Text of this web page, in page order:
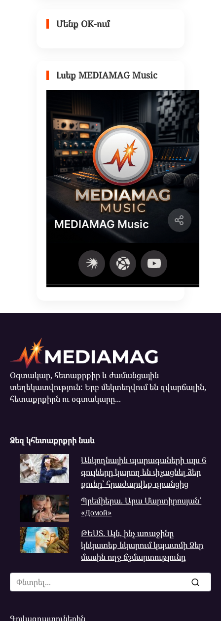
Մենք OK-ում
Լսեք MEDIAMAG Music
Օգտակար, հետաքրքիր և ժամանցային
տեղեկատվություն: Երբ մեկտեղվում են զվարճալին,
հետաքրքիրն ու օգտակարը...
Ձեզ կհետաքրքրի նաև
Անկողնային պարագաների այս 6
գույները կարող են փչացնել ձեր
քունը՝ հրաժարվեք դրանցից
Պրեմիերա. Արա Մարտիրոսյան՝
«Домой»
ԹԵՍՏ. Այն, ինչ առաջինը
կնկատեք նկարում կպատմի Ձեր
մասին ողջ ճշմարտությունը
Search
for:
Գովազդատուներին